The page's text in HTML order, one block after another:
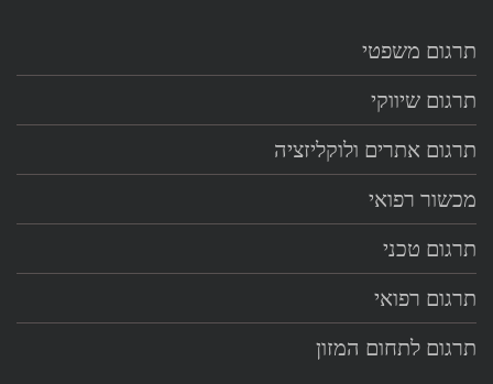
תרגום משפטי
תרגום שיווקי
תרגום אתרים ולוקליזציה
מכשור רפואי
תרגום טכני
תרגום רפואי
תרגום לתחום המזון